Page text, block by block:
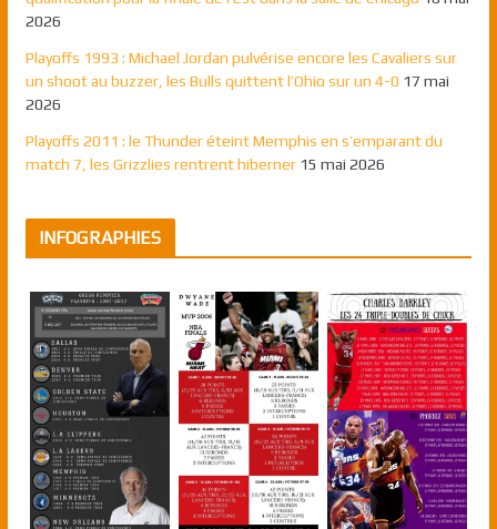
2026
Playoffs 1993 : Michael Jordan pulvérise encore les Cavaliers sur
un shoot au buzzer, les Bulls quittent l’Ohio sur un 4-0 17 mai
2026
Playoffs 2011 : le Thunder éteint Memphis en s’emparant du
match 7, les Grizzlies rentrent hiberner 15 mai 2026
INFOGRAPHIES